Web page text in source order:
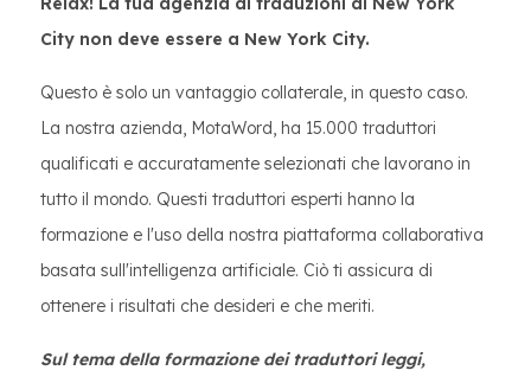
City non deve essere a New York City.
Questo è solo un vantaggio collaterale, in questo caso.
La nostra azienda, MotaWord, ha 15.000 traduttori
qualificati e accuratamente selezionati che lavorano in
tutto il mondo. Questi traduttori esperti hanno la
formazione e l'uso della nostra piattaforma collaborativa
basata sull'intelligenza artificiale. Ciò ti assicura di
ottenere i risultati che desideri e che meriti.
Sul tema della formazione dei traduttori leggi,